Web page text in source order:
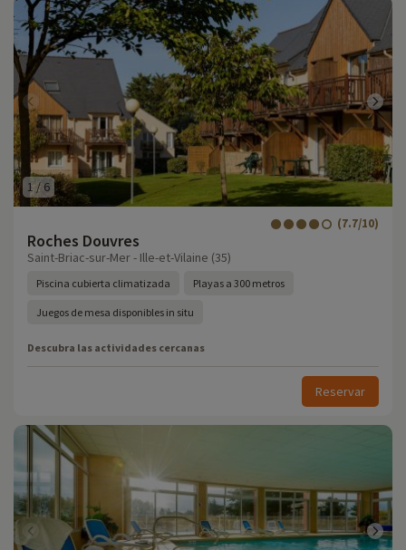
1/ 6
Roches Douvres
(7.7/10)
Saint-Briac-sur-Mer - Ille-et-Vilaine (35)
Piscina cubierta climatizada Playas a 300 metros
Juegos de mesa disponibles in situ
Descubra las actividades cercanas
Reservar